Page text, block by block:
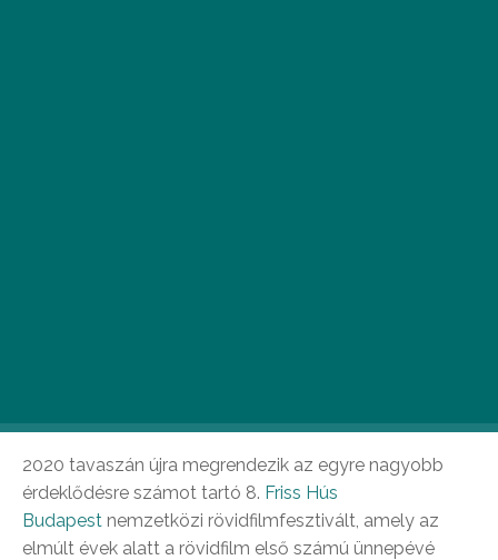
2020 tavaszán újra megrendezik az egyre nagyobb
érdeklődésre számot tartó 8. Friss Hús
Budapest nemzetközi rövidfilmfesztivált, amely az
elmúlt évek alatt a rövidfilm első számú ünnepévé